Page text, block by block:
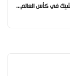
موعد مباراة كوريا الجنوبية وجمهورية التشيك في كأس العالم 2026 والقنوات الناقلة